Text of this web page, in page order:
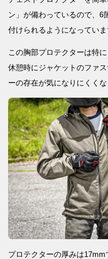
ン」が備わっているので、6
付けられるようになっていま
この胸部プロテクターは特
休憩時にジャケットのファ
ーの存在が気になりにくくな
プロテクターの厚みは